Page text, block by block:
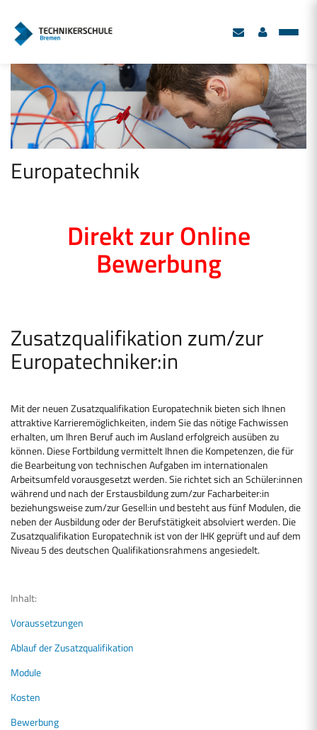
Europatechnik
Direkt zur Online
Bewerbung
Zusatzqualifikation zum/zur
Europatechniker:in
Mit der neuen Zusatzqualifikation Europatechnik bieten sich Ihnen
attraktive Karrieremöglichkeiten, indem Sie das nötige Fachwissen
erhalten, um Ihren Beruf auch im Ausland erfolgreich ausüben zu
können. Diese Fortbildung vermittelt Ihnen die Kompetenzen, die für
die Bearbeitung von technischen Aufgaben im internationalen
Arbeitsumfeld vorausgesetzt werden. Sie richtet sich an Schüler:innen
während und nach der Erstausbildung zum/zur Facharbeiter:in
beziehungsweise zum/zur Gesell:in und besteht aus fünf Modulen, die
neben der Ausbildung oder der Berufstätigkeit absolviert werden. Die
Zusatzqualifikation Europatechnik ist von der IHK geprüft und auf dem
Niveau 5 des deutschen Qualifikationsrahmens angesiedelt.
Inhalt:
Voraussetzungen
Ablauf der Zusatzqualifikation
Module
Kosten
Bewerbung